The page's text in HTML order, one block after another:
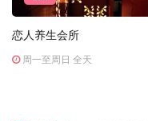
恋人养生会所
周一至周日 全天